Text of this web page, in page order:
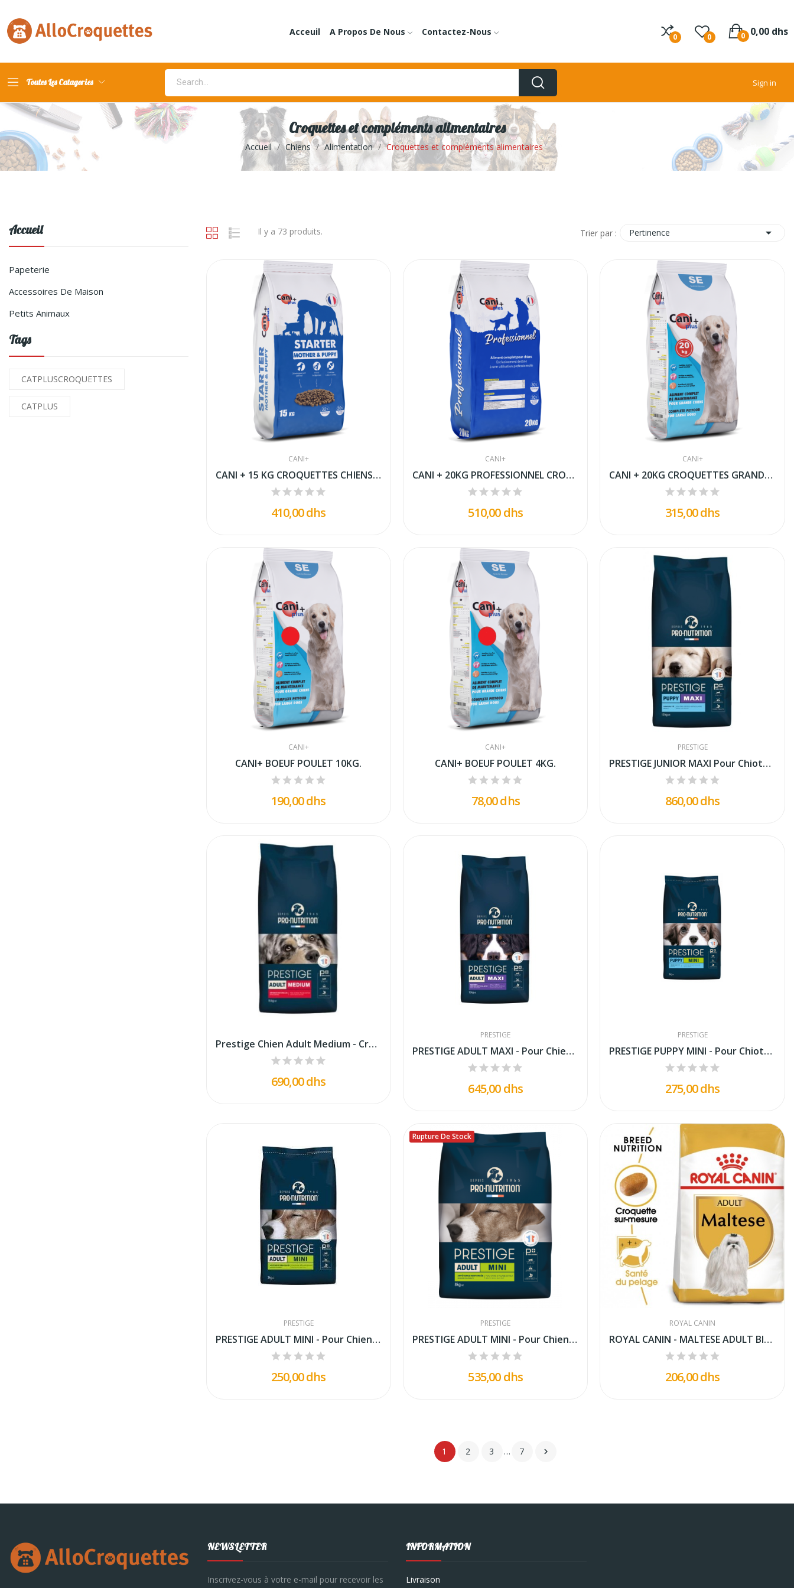
Acceuil A Propos De Nous Contactez-Nous 0 0 0,00 dhs
0
Toutes Les Catagories Sign in
Croquettes et compléments alimentaires
Accueil Chiens Alimentation Croquettes et compléments alimentaires
Accueil
Papeterie
Accessoires De Maison
Petits Animaux
Tags
CATPLUSCROQUETTES
CATPLUS
Il y a 73 produits. Trier par : Pertinence 
CANI+
CANI + 15 KG CROQUETTES CHIENS STARTER MOTHER &...
410,00 dhs
CANI+
CANI + 20KG PROFESSIONNEL CROQUETTES GRANDS CHIENS
510,00 dhs
CANI+
CANI + 20KG CROQUETTES GRANDS CHIENS SPECIAL...
315,00 dhs
CANI+
CANI+ BOEUF POULET 10KG.
190,00 dhs
CANI+
CANI+ BOEUF POULET 4KG.
78,00 dhs
PRESTIGE
PRESTIGE JUNIOR MAXI Pour Chiots Et Jeunes...
860,00 dhs
Prestige Chien Adult Medium - Croquettes Pour...
690,00 dhs
PRESTIGE
PRESTIGE ADULT MAXI - Pour Chien Adulte De...
645,00 dhs
PRESTIGE
PRESTIGE PUPPY MINI - Pour Chiots En...
275,00 dhs
PRESTIGE
PRESTIGE ADULT MINI - Pour Chien Adulte De Race...
250,00 dhs
Rupture De Stock
PRESTIGE
PRESTIGE ADULT MINI - Pour Chien Adulte De Race...
535,00 dhs
ROYAL CANIN
ROYAL CANIN - MALTESE ADULT BICHON MALTAIS 1.5KG
206,00 dhs
1 2 3 … 7 
NEWSLETTER
Inscrivez-vous à votre e-mail pour recevoir les
INFORMATION
Livraison